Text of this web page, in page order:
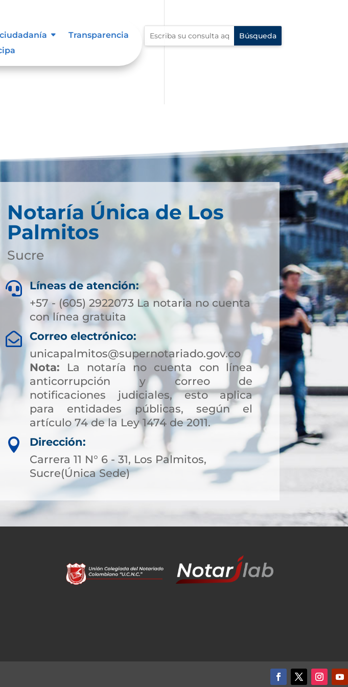
Transparencia
Notaría Única de Los
Palmitos
Sucre
 Líneas de atención:
+57 - (605) 2922073 La notaria no cuenta
con línea gratuita

Correo electrónico:
unicapalmitos@supernotariado.gov.co
Nota: La notaría no cuenta con línea
anticorrupción y correo de
notificaciones judiciales, esto aplica
para entidades públicas, según el
artículo 74 de la Ley 1474 de 2011.

Dirección:
Carrera 11 N° 6 - 31, Los Palmitos,
Sucre(Única Sede)